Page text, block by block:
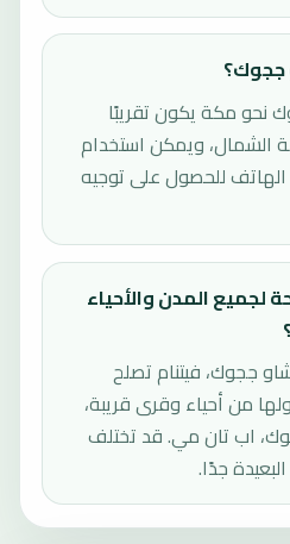
ججوك؟
نحو مكة يكون تقريبًا
289° من جهة الشمال، ويمكن استخدام
للحصول على توجيه
لجميع المدن والأحياء
ججوك، فيتنام تصلح
من أحياء وقرى قريبة،
اب تان مي. قد تختلف
جدًا.